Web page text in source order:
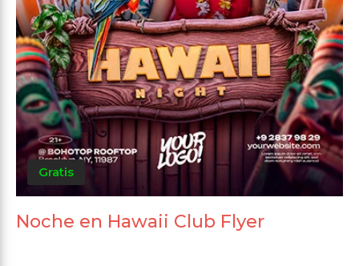
Gratis
Noche en Hawaii Club Flyer